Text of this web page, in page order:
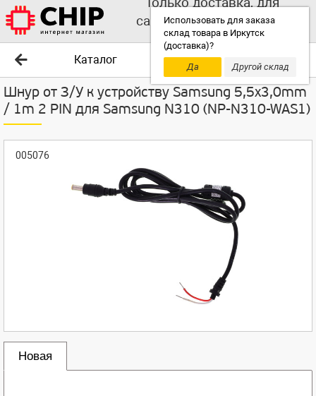
Использовать для заказа
склад товара в Иркутск
(доставка)?
Да
Другой склад
самовывоза выбирайте
другой склад!
Каталог
Шнур от З/У к устройству Samsung 5,5x3,0mm
/ 1m 2 PIN для Samsung N310 (NP-N310-WAS1)
005076
Новая